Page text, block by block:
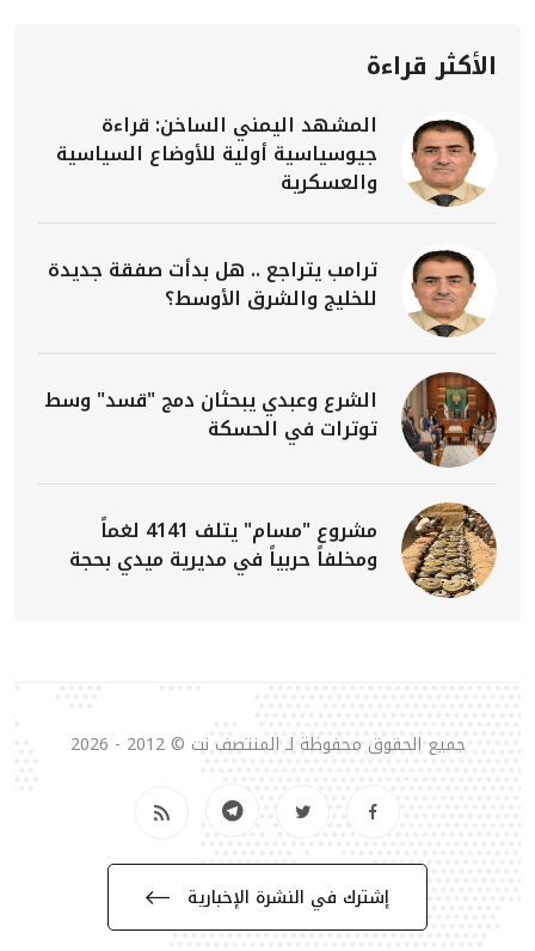
الأكثر قراءة
المشهد اليمني الساخن: قراءة
جيوسياسية أولية للأوضاع السياسية
والعسكرية
ترامب يتراجع .. هل بدأت صفقة جديدة
للخليج والشرق الأوسط؟
الشرع وعبدي يبحثان دمج "قسد" وسط
توترات في الحسكة
مشروع "مسام" يتلف 4141 لغماً
ومخلفاً حربياً في مديرية ميدي بحجة
جميع الحقوق محفوظة لـ المنتصف نت © 2012 - 2026
إشترك في النشرة الإخبارية